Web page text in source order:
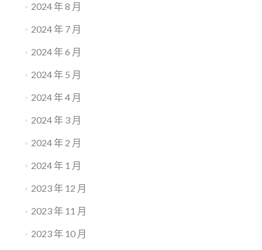
2024 年 8 月
2024 年 7 月
2024 年 6 月
2024 年 5 月
2024 年 4 月
2024 年 3 月
2024 年 2 月
2024 年 1 月
2023 年 12 月
2023 年 11 月
2023 年 10 月